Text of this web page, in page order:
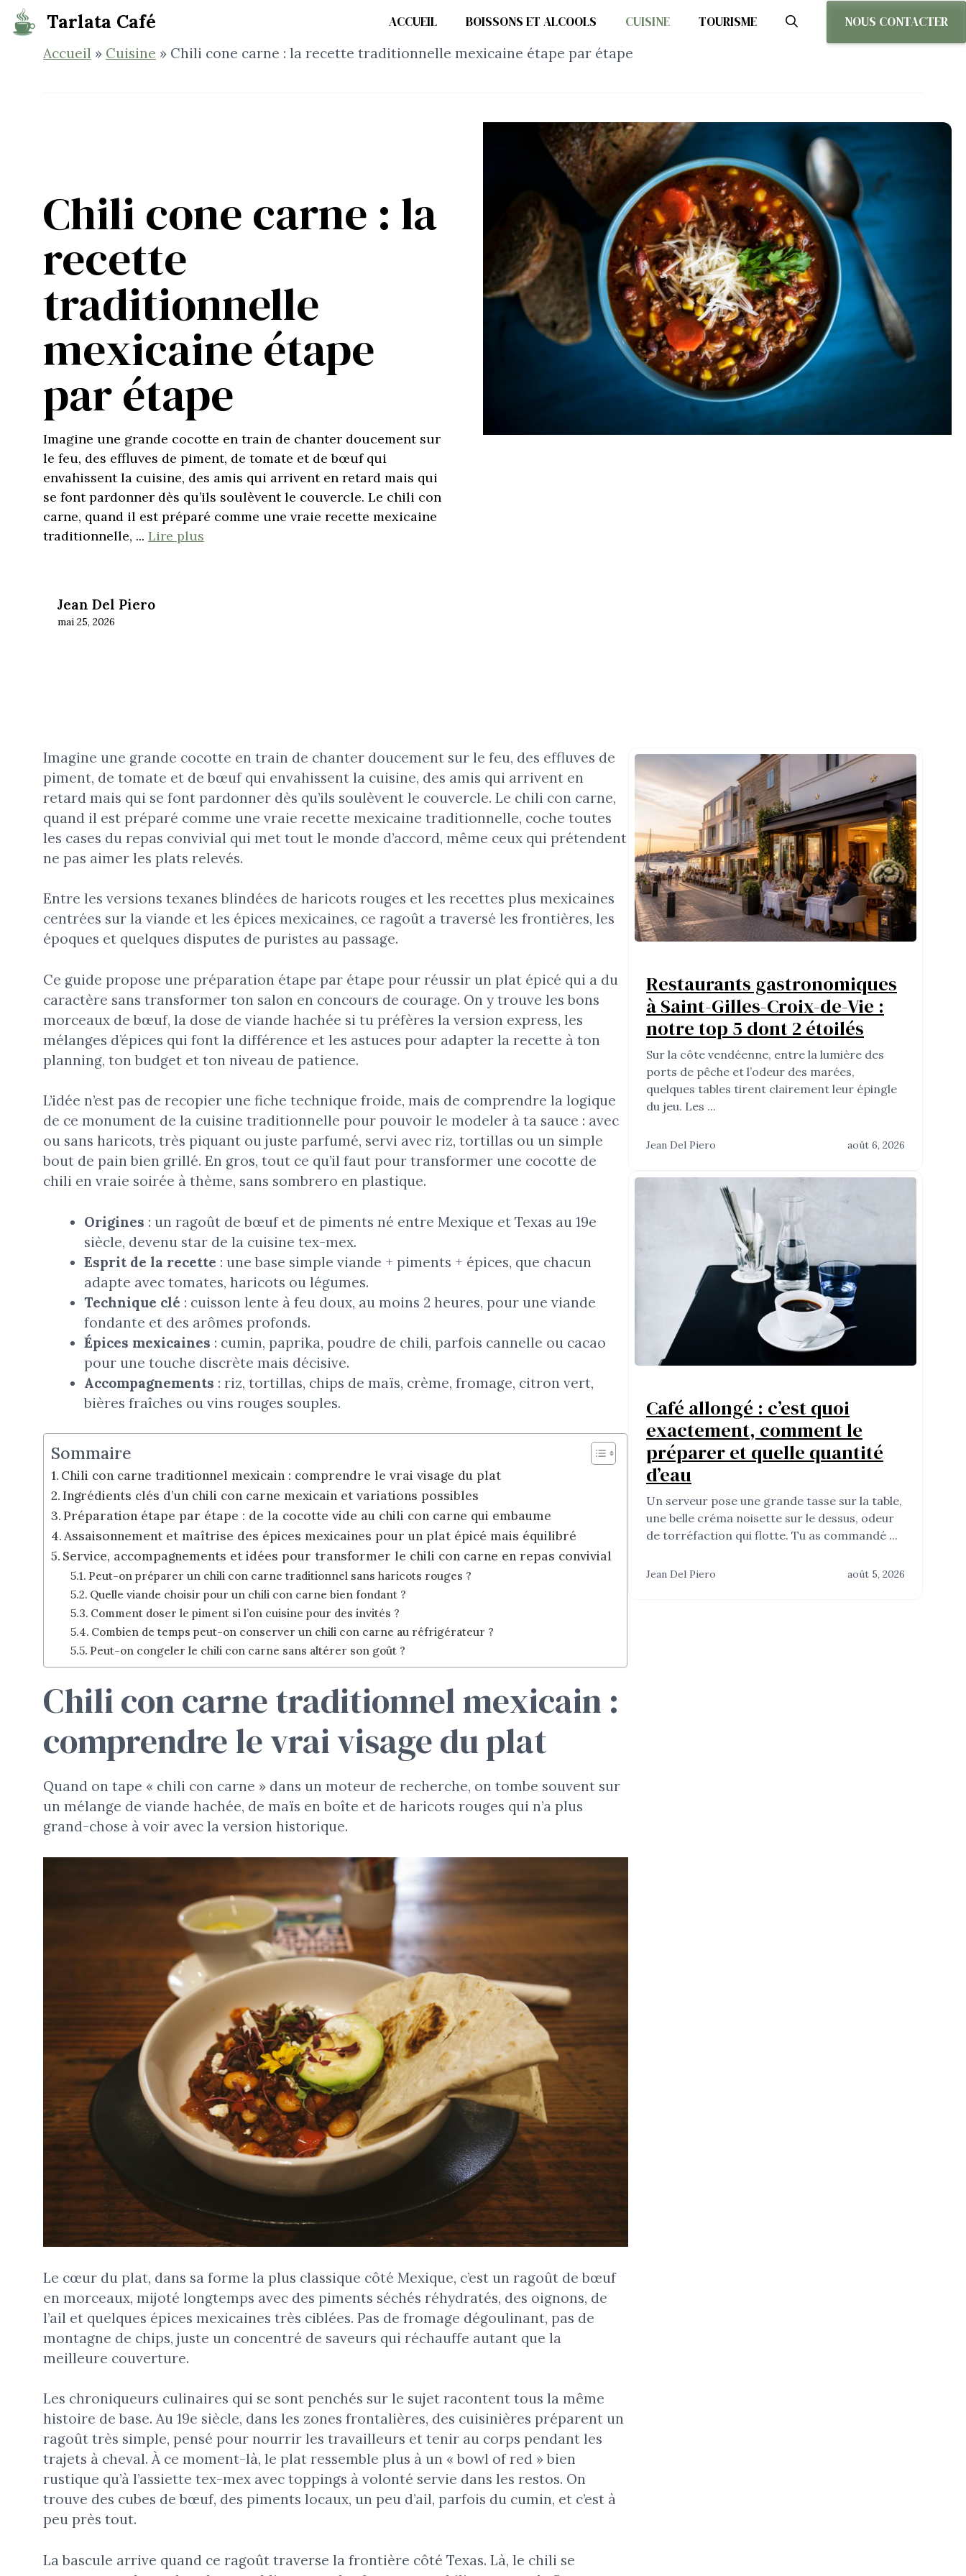
Aller
au
contenu
Tarlata Café ACCUEIL BOISSONS ET ALCOOLS CUISINE TOURISME
NOUS CONTACTER
Accueil » Cuisine » Chili cone carne : la recette traditionnelle mexicaine étape par étape
Chili cone carne : la
recette
traditionnelle
mexicaine étape
par étape
Imagine une grande cocotte en train de chanter doucement sur
le feu, des effluves de piment, de tomate et de bœuf qui
envahissent la cuisine, des amis qui arrivent en retard mais qui
se font pardonner dès qu’ils soulèvent le couvercle. Le chili con
carne, quand il est préparé comme une vraie recette mexicaine
traditionnelle, ... Lire plus
Jean Del Piero
mai 25, 2026
Imagine une grande cocotte en train de chanter doucement sur le feu, des effluves de
piment, de tomate et de bœuf qui envahissent la cuisine, des amis qui arrivent en
retard mais qui se font pardonner dès qu’ils soulèvent le couvercle. Le chili con carne,
quand il est préparé comme une vraie recette mexicaine traditionnelle, coche toutes
les cases du repas convivial qui met tout le monde d’accord, même ceux qui prétendent
ne pas aimer les plats relevés.
Entre les versions texanes blindées de haricots rouges et les recettes plus mexicaines
centrées sur la viande et les épices mexicaines, ce ragoût a traversé les frontières, les
époques et quelques disputes de puristes au passage.
Ce guide propose une préparation étape par étape pour réussir un plat épicé qui a du
caractère sans transformer ton salon en concours de courage. On y trouve les bons
morceaux de bœuf, la dose de viande hachée si tu préfères la version express, les
mélanges d’épices qui font la différence et les astuces pour adapter la recette à ton
planning, ton budget et ton niveau de patience.
L’idée n’est pas de recopier une fiche technique froide, mais de comprendre la logique
de ce monument de la cuisine traditionnelle pour pouvoir le modeler à ta sauce : avec
ou sans haricots, très piquant ou juste parfumé, servi avec riz, tortillas ou un simple
bout de pain bien grillé. En gros, tout ce qu’il faut pour transformer une cocotte de
chili en vraie soirée à thème, sans sombrero en plastique.
Origines : un ragoût de bœuf et de piments né entre Mexique et Texas au 19e
siècle, devenu star de la cuisine tex-mex.
Esprit de la recette : une base simple viande + piments + épices, que chacun
adapte avec tomates, haricots ou légumes.
Technique clé : cuisson lente à feu doux, au moins 2 heures, pour une viande
fondante et des arômes profonds.
Épices mexicaines : cumin, paprika, poudre de chili, parfois cannelle ou cacao
pour une touche discrète mais décisive.
Accompagnements : riz, tortillas, chips de maïs, crème, fromage, citron vert,
bières fraîches ou vins rouges souples.
Sommaire
Chili con carne traditionnel mexicain : comprendre le vrai visage du plat
Ingrédients clés d’un chili con carne mexicain et variations possibles
Préparation étape par étape : de la cocotte vide au chili con carne qui embaume
Assaisonnement et maîtrise des épices mexicaines pour un plat épicé mais équilibré
Service, accompagnements et idées pour transformer le chili con carne en repas convivial
Peut-on préparer un chili con carne traditionnel sans haricots rouges ?
Quelle viande choisir pour un chili con carne bien fondant ?
Comment doser le piment si l’on cuisine pour des invités ?
Combien de temps peut-on conserver un chili con carne au réfrigérateur ?
Peut-on congeler le chili con carne sans altérer son goût ?
Chili con carne traditionnel mexicain :
comprendre le vrai visage du plat
Quand on tape « chili con carne » dans un moteur de recherche, on tombe souvent sur
un mélange de viande hachée, de maïs en boîte et de haricots rouges qui n’a plus
grand-chose à voir avec la version historique.
Le cœur du plat, dans sa forme la plus classique côté Mexique, c’est un ragoût de bœuf
en morceaux, mijoté longtemps avec des piments séchés réhydratés, des oignons, de
l’ail et quelques épices mexicaines très ciblées. Pas de fromage dégoulinant, pas de
montagne de chips, juste un concentré de saveurs qui réchauffe autant que la
meilleure couverture.
Les chroniqueurs culinaires qui se sont penchés sur le sujet racontent tous la même
histoire de base. Au 19e siècle, dans les zones frontalières, des cuisinières préparent un
ragoût très simple, pensé pour nourrir les travailleurs et tenir au corps pendant les
trajets à cheval. À ce moment-là, le plat ressemble plus à un « bowl of red » bien
rustique qu’à l’assiette tex-mex avec toppings à volonté servie dans les restos. On
trouve des cubes de bœuf, des piments locaux, un peu d’ail, parfois du cumin, et c’est à
peu près tout.
La bascule arrive quand ce ragoût traverse la frontière côté Texas. Là, le chili se
Restaurants gastronomiques
à Saint-Gilles-Croix-de-Vie :
notre top 5 dont 2 étoilés
Sur la côte vendéenne, entre la lumière des
ports de pêche et l’odeur des marées,
quelques tables tirent clairement leur épingle
du jeu. Les ...
Jean Del Piero août 6, 2026
Café allongé : c’est quoi
exactement, comment le
préparer et quelle quantité
d’eau
Un serveur pose une grande tasse sur la table,
une belle créma noisette sur le dessus, odeur
de torréfaction qui flotte. Tu as commandé ...
Jean Del Piero août 5, 2026